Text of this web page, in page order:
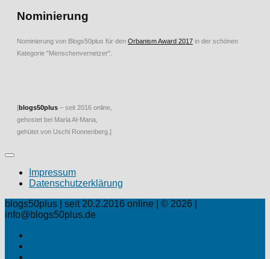
Nominierung
Nominierung von Blogs50plus für den Orbanism Award 2017 in der schönen
Kategorie "Menschenvernetzer".
[blogs50plus – seit 2016 online,
gehostet bei Maria Al-Mana,
gehütet von Uschi Ronnenberg.]
Impressum
Datenschutzerklärung
blogs50plus | seit 20.2.2016 online | © 2026 |
info@blogs50plus.de